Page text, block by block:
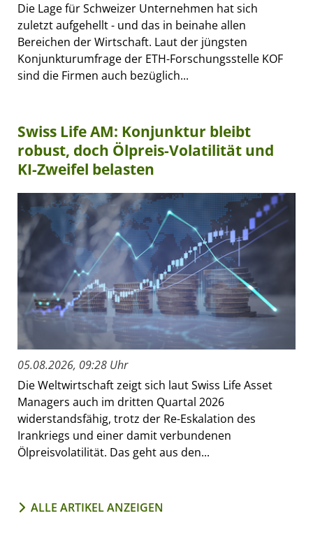
Die Lage für Schweizer Unternehmen hat sich
zuletzt aufgehellt - und das in beinahe allen
Bereichen der Wirtschaft. Laut der jüngsten
Konjunkturumfrage der ETH-Forschungsstelle KOF
sind die Firmen auch bezüglich...
Swiss Life AM: Konjunktur bleibt
robust, doch Ölpreis-Volatilität und
KI-Zweifel belasten
05.08.2026, 09:28 Uhr
Die Weltwirtschaft zeigt sich laut Swiss Life Asset
Managers auch im dritten Quartal 2026
widerstandsfähig, trotz der Re-Eskalation des
Irankriegs und einer damit verbundenen
Ölpreisvolatilität. Das geht aus den...
ALLE ARTIKEL ANZEIGEN